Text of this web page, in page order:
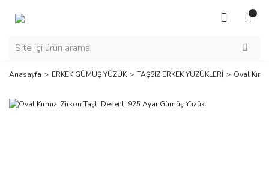
Anasayfa ERKEK GÜMÜŞ YÜZÜK TAŞSIZ ERKEK YÜZÜKLERİ Oval